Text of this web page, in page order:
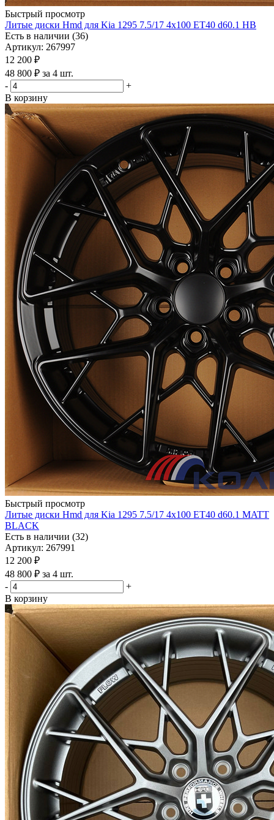
Быстрый просмотр
Литые диски Hmd для Kia 1295 7.5/17 4x100 ET40 d60.1 HB
Есть в наличии (36)
Артикул: 267997
12 200 ₽
48 800 ₽ за 4 шт.
-
+
В корзину
Быстрый просмотр
Литые диски Hmd для Kia 1295 7.5/17 4x100 ET40 d60.1 MATT
BLACK
Есть в наличии (32)
Артикул: 267991
12 200 ₽
48 800 ₽ за 4 шт.
-
+
В корзину